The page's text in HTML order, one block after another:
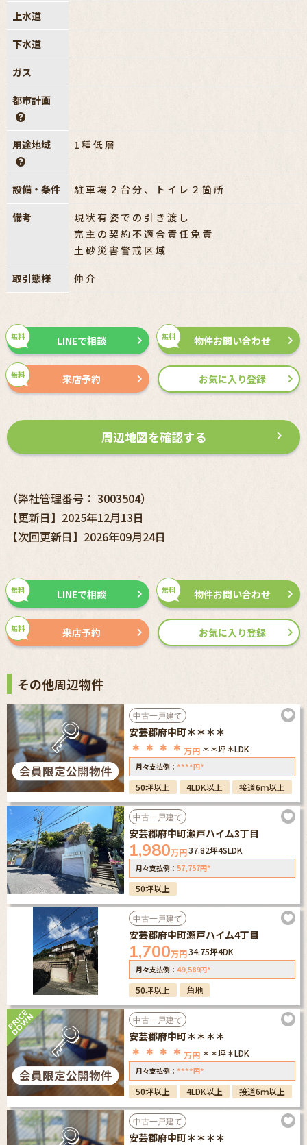
上水道
下水道
ガス
都市計画
用途地域 1種低層
設備・条件 駐車場２台分、トイレ２箇所
備考
現状有姿での引き渡し
売主の契約不適合責任免責
土砂災害警戒区域
取引態様 仲介
無料 物件お問い合わせ
無料 LINEで相談
無料 来店予約 お気に入り登録
周辺地図を確認する
（弊社管理番号： 3003504）
【更新日】2025年12月13日
【次回更新日】2026年09月24日
無料 物件お問い合わせ
無料 LINEで相談
無料 来店予約 お気に入り登録
その他周辺物件
中古一戸建て
安芸郡府中町＊＊＊＊
＊＊＊＊ 万円 ＊＊坪＊LDK
月々支払例： ****円*
50坪以上 4LDK以上 接道6ｍ以上
中古一戸建て
安芸郡府中町瀬戸ハイム3丁目
1,980万円37.82坪4SLDK
月々支払例： 57,757円*
50坪以上
中古一戸建て
安芸郡府中町瀬戸ハイム4丁目
1,700万円34.75坪4DK
月々支払例： 49,589円*
50坪以上 角地
中古一戸建て
安芸郡府中町＊＊＊＊
＊＊＊＊ 万円 ＊＊坪＊LDK
月々支払例： ****円*
50坪以上 4LDK以上 接道6ｍ以上
中古一戸建て
安芸郡府中町＊＊＊＊